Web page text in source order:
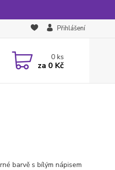
Přihlášení
0ks
za 0 Kč
barvě s bílým nápisem